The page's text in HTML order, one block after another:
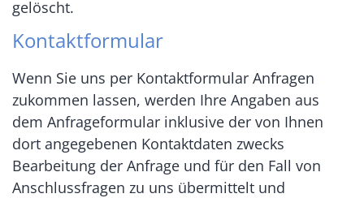
gelöscht.
Kontaktformular
Wenn Sie uns per Kontaktformular Anfragen
zukommen lassen, werden Ihre Angaben aus
dem Anfrageformular inklusive der von Ihnen
dort angegebenen Kontaktdaten zwecks
Bearbeitung der Anfrage und für den Fall von
Anschlussfragen zu uns übermittelt und